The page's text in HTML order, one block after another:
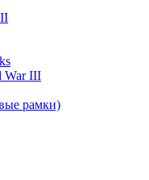
War III
рамки)